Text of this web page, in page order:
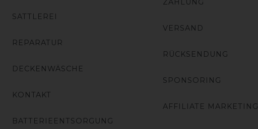
SATTLEREI
REPARATUR
DECKENWÄSCHE
KONTAKT
BATTERIEENTSORGUNG
ZAHLUNG
VERSAND
RÜCKSENDUNG
SPONSORING
AFFILIATE MARKETING